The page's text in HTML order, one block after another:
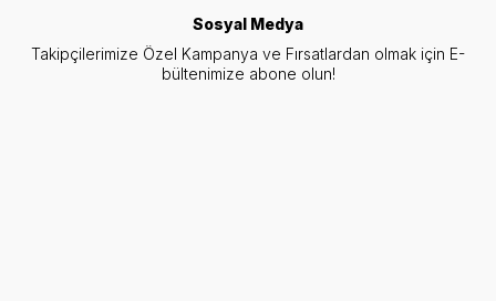
Sosyal Medya
Takipçilerimize Özel Kampanya ve Fırsatlardan olmak için E-
bültenimize abone olun!